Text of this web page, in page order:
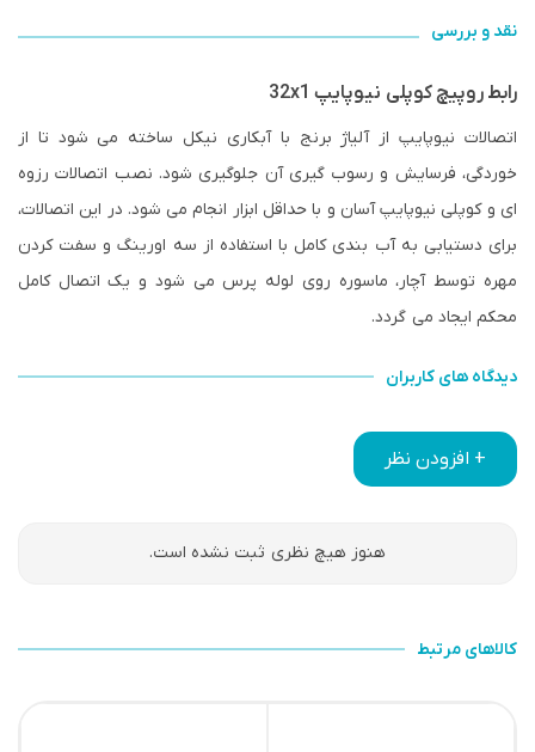
نقد و بررسی
رابط روپیچ کوپلی نیوپایپ 32x1
اتصالات نیوپایپ از آلیاژ برنج با آبکاری نیکل ساخته می شود تا از
خوردگی، فرسایش و رسوب گیری آن جلوگیری شود. نصب اتصالات رزوه
ای و کوپلی نیوپایپ آسان و با حداقل ابزار انجام می شود. در این اتصالات،
برای دستیابی به آب بندی کامل با استفاده از سه اورینگ و سفت کردن
مهره توسط آچار، ماسوره روی لوله پرس می شود و یک اتصال کامل
محکم ایجاد می گردد.
دیدگاه های کاربران
+ افزودن نظر
هنوز هیچ نظری ثبت نشده است.
کالاهای مرتبط